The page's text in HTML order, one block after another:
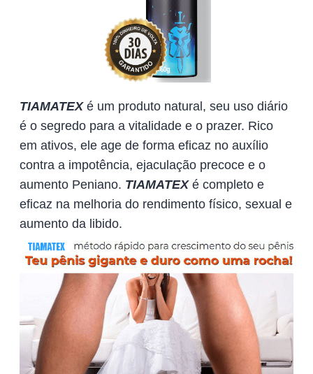
TIAMATEX é um produto natural, seu uso diário
é o segredo para a vitalidade e o prazer. Rico
em ativos, ele age de forma eficaz no auxílio
contra a impotência, ejaculação precoce e o
aumento Peniano. TIAMATEX é completo e
eficaz na melhoria do rendimento físico, sexual e
aumento da libido.